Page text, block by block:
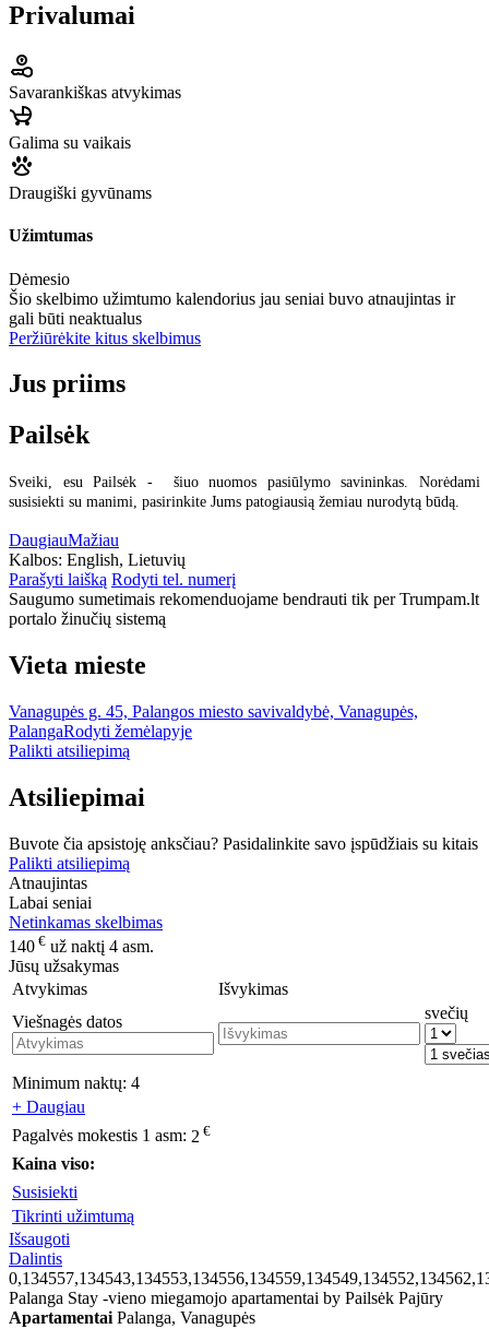
Privalumai
Savarankiškas atvykimas
Galima su vaikais
Draugiški gyvūnams
Užimtumas
Dėmesio
Šio skelbimo užimtumo kalendorius jau seniai buvo atnaujintas ir
gali būti neaktualus
Peržiūrėkite kitus skelbimus
Jus priims
Pailsėk
Sveiki, esu Pailsėk - šiuo nuomos pasiūlymo savininkas. Norėdami
susisiekti su manimi, pasirinkite Jums patogiausią žemiau nurodytą būdą.
DaugiauMažiau
Kalbos: English, Lietuvių
Parašyti laišką Rodyti tel. numerį
Saugumo sumetimais rekomenduojame bendrauti tik per Trumpam.lt
portalo žinučių sistemą
Vieta mieste
Vanagupės g. 45, Palangos miesto savivaldybė, Vanagupės,
PalangaRodyti žemėlapyje
Palikti atsiliepimą
Atsiliepimai
Buvote čia apsistoję anksčiau? Pasidalinkite savo įspūdžiais su kitais
Palikti atsiliepimą
Atnaujintas
Labai seniai
Netinkamas skelbimas
140 € už naktį 4 asm.
Jūsų užsakymas
Atvykimas
Išvykimas
Viešnagės datos
svečių
Minimum naktų: 4
+ Daugiau
Pagalvės mokestis 1 asm: 2 €
Kaina viso:
Susisiekti
Tikrinti užimtumą
Išsaugoti
Dalintis
Palanga Stay -vieno miegamojo apartamentai by Pailsėk Pajūry
Apartamentai Palanga, Vanagupės